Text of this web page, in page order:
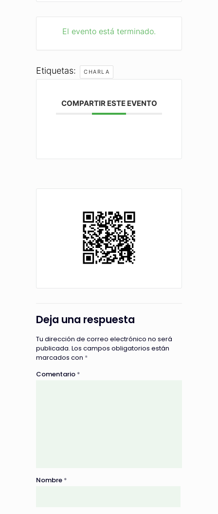
El evento está terminado.
Etiquetas: CHARLA
COMPARTIR ESTE EVENTO
Deja una respuesta
Tu dirección de correo electrónico no será
publicada. Los campos obligatorios están
marcados con *
Comentario *
Nombre *